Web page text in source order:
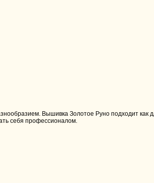
Вышивка Золотое Руно подходит как
себя профессионалом.